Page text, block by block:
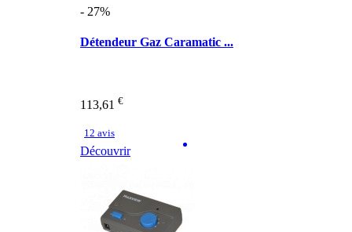
- 27%
Détendeur Gaz Caramatic ...
113,61 €
12 avis
Découvrir